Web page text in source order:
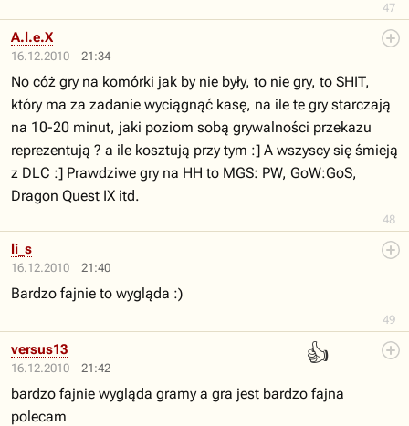
47
16.12.2010 21:34
48
A.l.e.X
No cóż gry na komórki jak by nie były, to nie gry, to SHIT,
który ma za zadanie wyciągnąć kasę, na ile te gry starczają
na 10-20 minut, jaki poziom sobą grywalności przekazu
reprezentują ? a ile kosztują przy tym :] A wszyscy się śmieją
z DLC :] Prawdziwe gry na HH to MGS: PW, GoW:GoS,
Dragon Quest IX itd.
16.12.2010 21:40
49
li_s
Bardzo fajnie to wygląda :)
16.12.2010 21:42
👍
versus13
bardzo fajnie wygląda gramy a gra jest bardzo fajna
polecam